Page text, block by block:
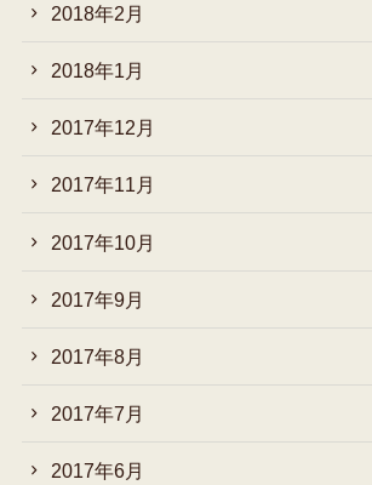
2018年2月
2018年1月
2017年12月
2017年11月
2017年10月
2017年9月
2017年8月
2017年7月
2017年6月